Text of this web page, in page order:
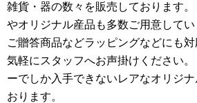
雑貨・器の数々を販売しております
やオリジナル産品も多数ご用意して
ご贈答商品などラッピングなどにも対
気軽にスタッフへお声掛けください
ーでしか入手できないレアなオリジ
おります。